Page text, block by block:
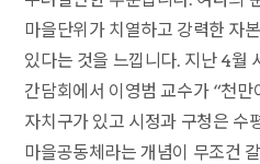
마을단위가 치열하고 강력한 자
있다는 것을 느낍니다. 지난 4월
간담회에서 이영범 교수가 “천만
자치구가 있고 시정과 구청은 수
마을공동체라는 개념이 무조건